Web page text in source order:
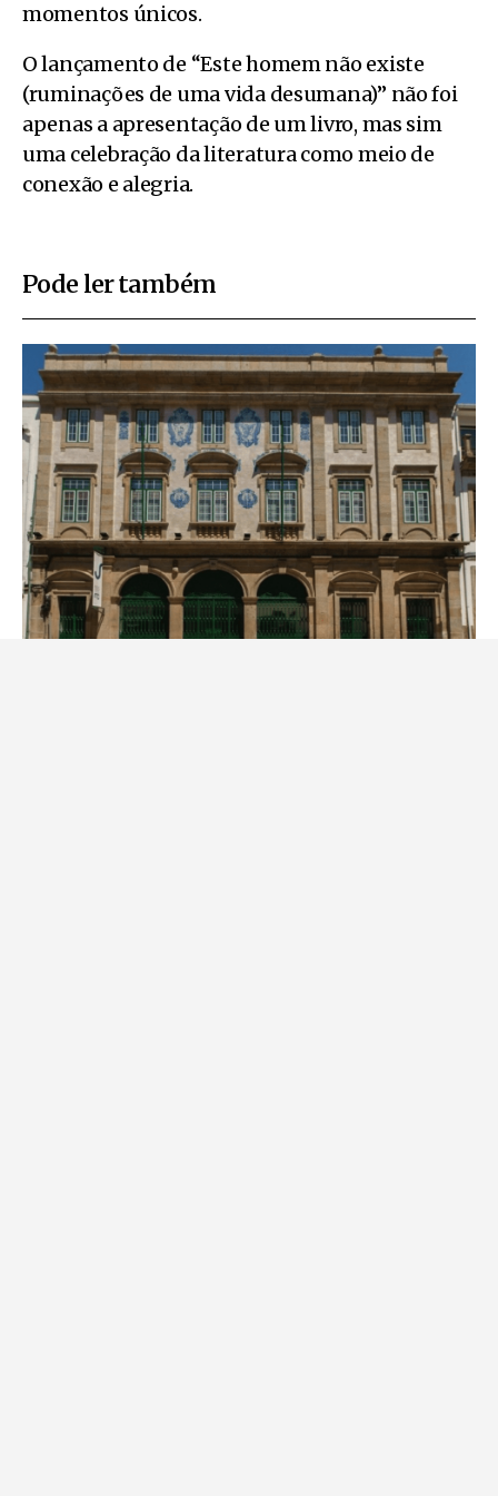
momentos únicos.
O lançamento de “Este homem não existe
(ruminações de uma vida desumana)” não foi
apenas a apresentação de um livro, mas sim
uma celebração da literatura como meio de
conexão e alegria.
Pode ler também